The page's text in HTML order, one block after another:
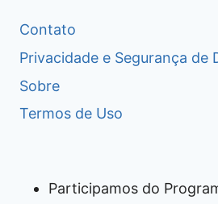
Contato
Privacidade e Segurança de
Sobre
Termos de Uso
Participamos do